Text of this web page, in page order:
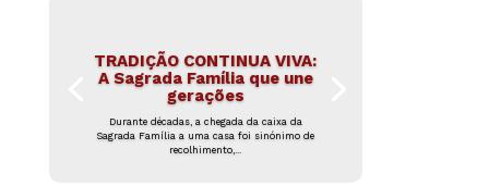
TRADIÇÃO CONTINUA VIVA:
A Sagrada Família que une
gerações
Durante décadas, a chegada da caixa da
Sagrada Família a uma casa foi sinónimo de
recolhimento,...